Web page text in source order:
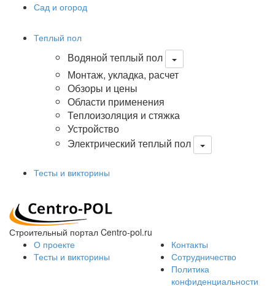
Сад и огород
Теплый пол
Водяной теплый пол
Монтаж, укладка, расчет
Обзоры и цены
Области применения
Теплоизоляция и стяжка
Устройство
Электрический теплый пол
Тесты и викторины
Строительный портал Centro-pol.ru
О проекте
Тесты и викторины
Контакты
Сотрудничество
Политика
конфиденциальности